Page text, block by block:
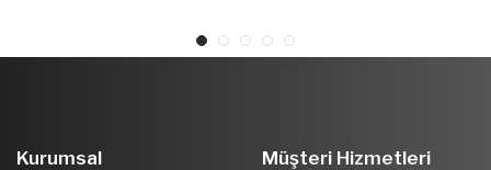
Kurumsal Müşteri Hizmetleri